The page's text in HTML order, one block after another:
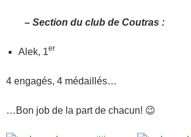
– Section du club de Coutras :
Alek, 1er
4 engagés, 4 médaillés…
…Bon job de la part de chacun! 😉